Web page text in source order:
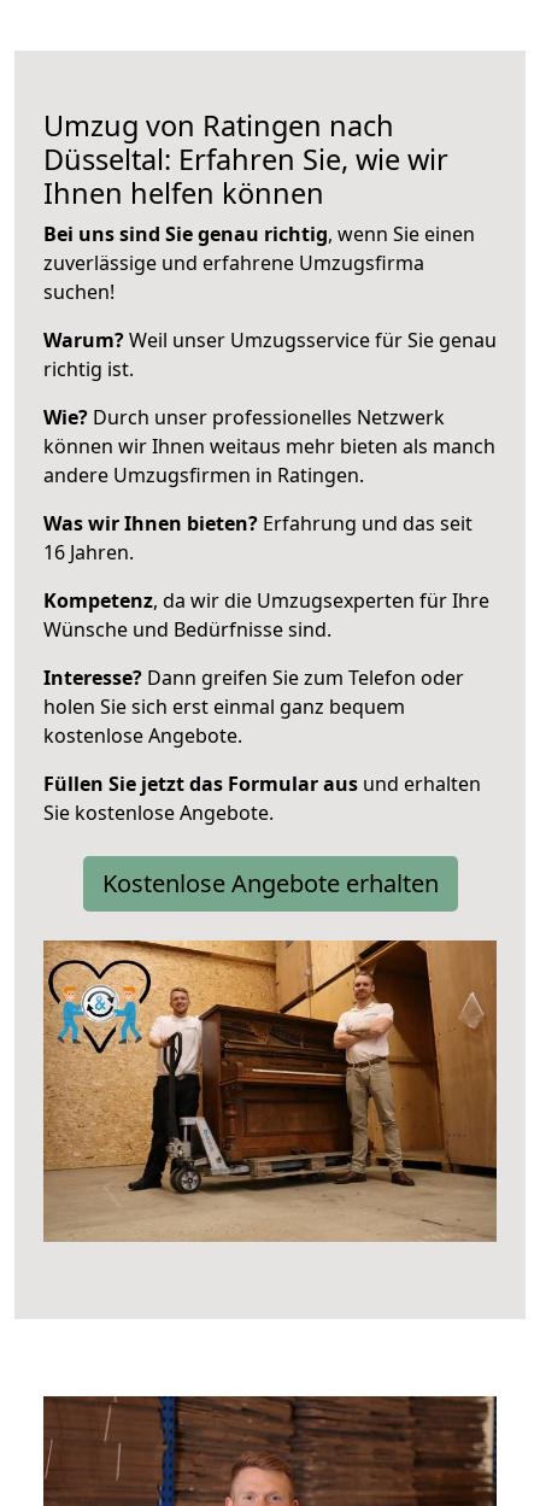
Umzug von Ratingen nach
Düsseltal: Erfahren Sie, wie wir
Ihnen helfen können
Bei uns sind Sie genau richtig, wenn Sie einen
zuverlässige und erfahrene Umzugsfirma
suchen!
Warum?Weil unser Umzugsservice für Sie genau
richtig ist.
Wie? Durch unser professionelles Netzwerk
können wir Ihnen weitaus mehr bieten als manch
andere Umzugsfirmen in Ratingen.
Was wir Ihnen bieten? Erfahrung und das seit
16 Jahren.
Kompetenz, da wir die Umzugsexperten für Ihre
Wünsche und Bedürfnisse sind.
Interesse? Dann greifen Sie zum Telefon oder
holen Sie sich erst einmal ganz bequem
kostenlose Angebote.
Füllen Sie jetzt das Formular aus und erhalten
Sie kostenlose Angebote.
Kostenlose Angebote erhalten